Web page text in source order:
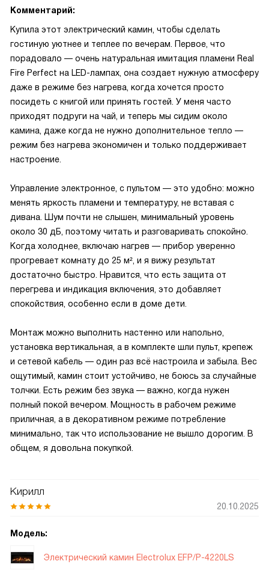
Комментарий:
Купила этот электрический камин, чтобы сделать
гостиную уютнее и теплее по вечерам. Первое, что
порадовало — очень натуральная имитация пламени Real
Fire Perfect на LED-лампах, она создает нужную атмосферу
даже в режиме без нагрева, когда хочется просто
посидеть с книгой или принять гостей. У меня часто
приходят подруги на чай, и теперь мы сидим около
камина, даже когда не нужно дополнительное тепло —
режим без нагрева экономичен и только поддерживает
настроение.
Управление электронное, с пультом — это удобно: можно
менять яркость пламени и температуру, не вставая с
дивана. Шум почти не слышен, минимальный уровень
около 30 дБ, поэтому читать и разговаривать спокойно.
Когда холоднее, включаю нагрев — прибор уверенно
прогревает комнату до 25 м², и я вижу результат
достаточно быстро. Нравится, что есть защита от
перегрева и индикация включения, это добавляет
спокойствия, особенно если в доме дети.
Монтаж можно выполнить настенно или напольно,
установка вертикальная, а в комплекте шли пульт, крепеж
и сетевой кабель — один раз всё настроила и забыла. Вес
ощутимый, камин стоит устойчиво, не боюсь за случайные
толчки. Есть режим без звука — важно, когда нужен
полный покой вечером. Мощность в рабочем режиме
приличная, а в декоративном режиме потребление
минимально, так что использование не вышло дорогим. В
общем, я довольна покупкой.
Кирилл
20.10.2025
Модель:
Электрический камин Electrolux EFP/P-4220LS